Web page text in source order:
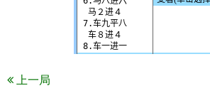
上一局